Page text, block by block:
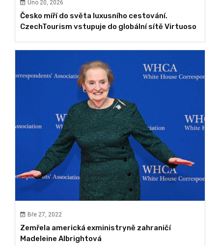
Úno 20, 2026
Česko míří do světa luxusního cestování.
CzechTourism vstupuje do globální sítě Virtuoso
Bře 27, 2022
Zemřela americká exministryně zahraničí
Madeleine Albrightová